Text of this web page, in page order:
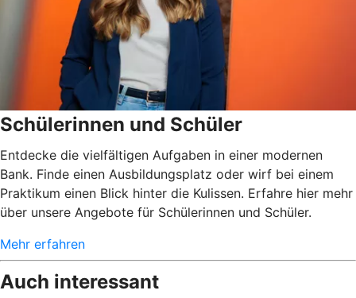
Schülerinnen und Schüler
Entdecke die vielfältigen Aufgaben in einer modernen
Bank. Finde einen Ausbildungsplatz oder wirf bei einem
Praktikum einen Blick hinter die Kulissen. Erfahre hier mehr
über unsere Angebote für Schülerinnen und Schüler.
Mehr erfahren
Auch interessant